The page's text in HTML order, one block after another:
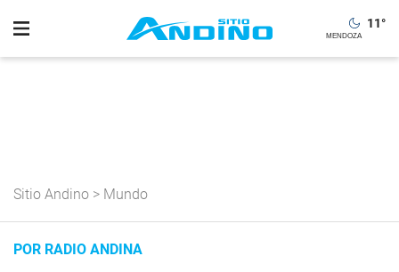
11°
Sitio Andino > Mundo
POR RADIO ANDINA